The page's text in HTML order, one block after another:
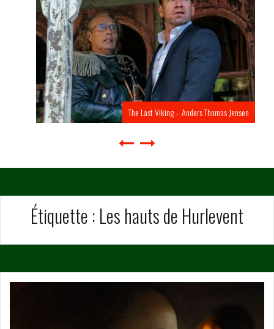
The Last Viking – Anders Thomas Jensen
Étiquette : Les hauts de Hurlevent